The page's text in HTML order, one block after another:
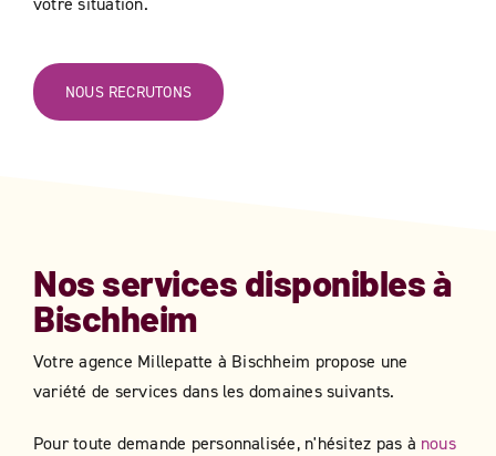
NOUS RECRUTONS
Nos services disponibles à
Bischheim
Votre agence Millepatte à Bischheim ​​ propose une
variété de services dans les domaines suivants.
Pour toute demande personnalisée, n'hésitez pas à nous